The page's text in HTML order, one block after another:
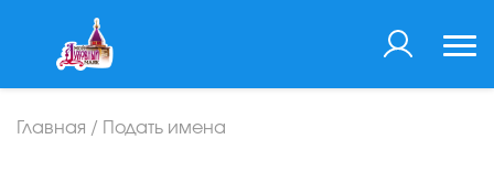
Главная / Подать имена